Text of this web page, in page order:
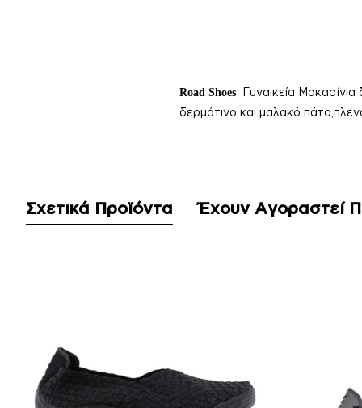
Road Shoes Γυναικεία Μοκασίνια
δερμάτινο και μαλακό
Σχετικά Προϊόντα Έχουν Αγοραστεί